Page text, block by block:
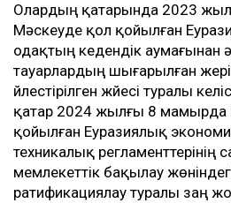
Олардың қатарында 2023
Мәскеуде қол қойылған
одақтың кедендік аумағынан
тауарлардың шығарылған
үйлестірілген жүйесі туралы
қатар 2024 жылғы 8 мамырда
қойылған Еуразиялық
техникалық регламенттерінің
мемлекеттік бақылау
ратификациялау туралы заң